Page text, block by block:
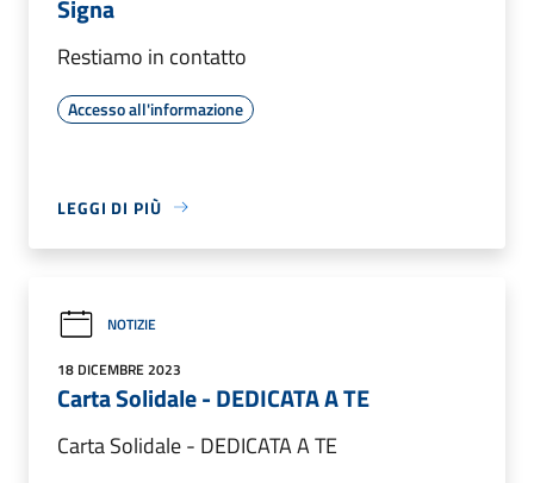
Signa
Restiamo in contatto
Accesso all'informazione
LEGGI DI PIÙ
NOTIZIE
18 DICEMBRE 2023
Carta Solidale - DEDICATA A TE
Carta Solidale - DEDICATA A TE